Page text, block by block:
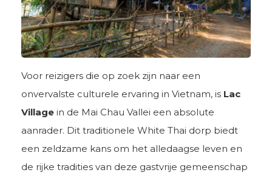
Voor reizigers die op zoek zijn naar een
onvervalste culturele ervaring in Vietnam, is Lac
Village in de Mai Chau Vallei een absolute
aanrader. Dit traditionele White Thai dorp biedt
een zeldzame kans om het alledaagse leven en
de rijke tradities van deze gastvrije gemeenschap